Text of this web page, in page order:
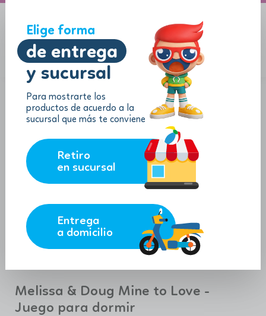
Elige forma
de entrega
y sucursal
Para mostrarte los
productos de acuerdo a la
sucursal que más te conviene
Retiro
en sucursal
Entrega
a domicilio
Melissa & Doug Mine to Love -
Juego para dormir